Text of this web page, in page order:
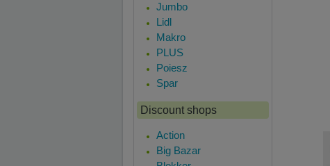
Jumbo
Lidl
Makro
PLUS
Poiesz
Spar
Discount shops
Action
Big Bazar